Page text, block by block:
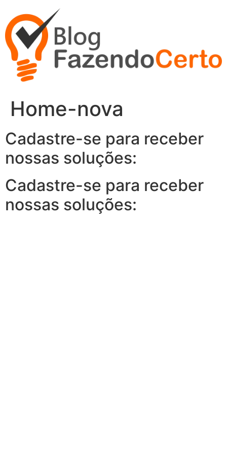
para
conteúdo
Home-nova
Cadastre-se para receber
nossas soluções:
Cadastre-se para receber
nossas soluções: